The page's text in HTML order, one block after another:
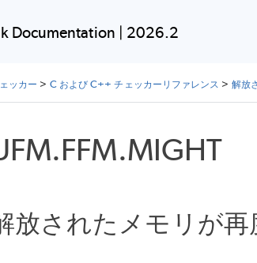
メイン コンテ
Documentation | 2026.2
ッカー > C および C++ チェッカーリファレンス > 解放
放されたメモリが